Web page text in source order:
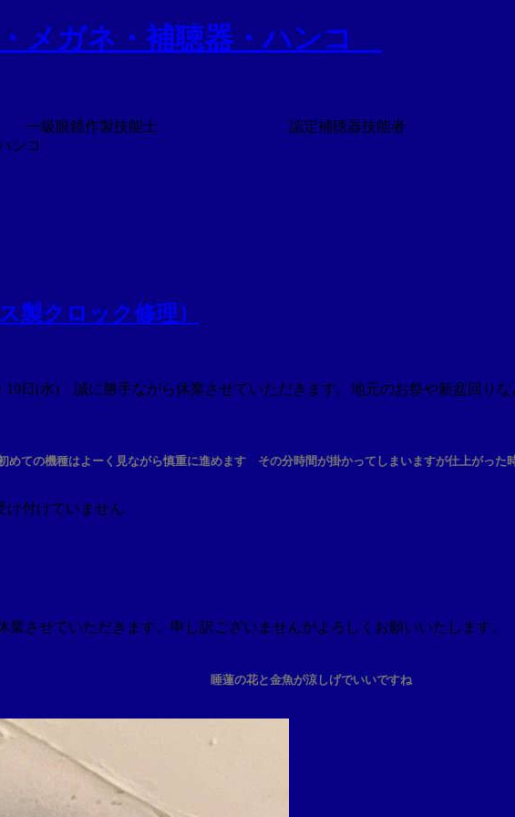
ガネ・補聴器・ハンコ
鏡作製技能士 認定補聴器技能者
製クロック修理）
19日(水) 誠に勝手ながら休業させていただきます。地元のお祭や新盆回り
めての機種はよーく見ながら慎重に進めます その分時間が掛かってしまいますが仕上がった
け付けていません
業させていただきます。申し訳ございませんがよろしくお願いいたします。
睡蓮の花と金魚が涼しげでいいですね